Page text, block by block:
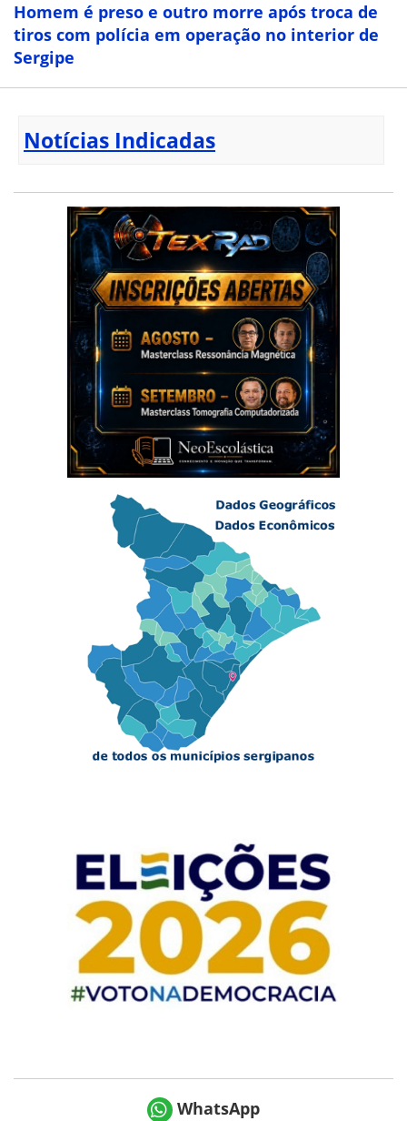
Homem é preso e outro morre após troca de
tiros com polícia em operação no interior de
Sergipe
Notícias Indicadas
WhatsApp